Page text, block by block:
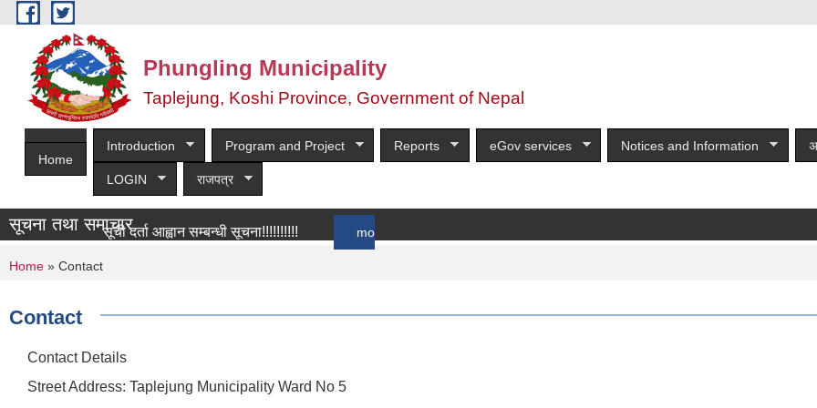
Skip to main content
Phungling Municipality
Taplejung, Koshi Province, Government of Nepal
Home
Introduction Program and Project Reports eGov services Notices and Information
LOGIN राजपत्र
सूचना तथा समाचारसूची दर्ता आह्वान सम्बन्धी सूचना!!!!!!!!!! more
You are here
Home » Contact
Contact
Contact Details
Street Address: Taplejung Municipality Ward No 5